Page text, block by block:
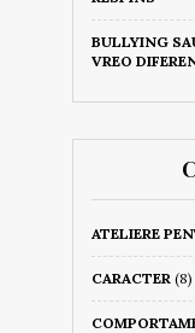
BULLYING
VREO
ATELIERE
CARACTER(8)